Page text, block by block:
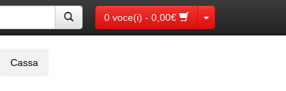
0 voce(i) - 0,00€ Toggle Dropdown
Cassa